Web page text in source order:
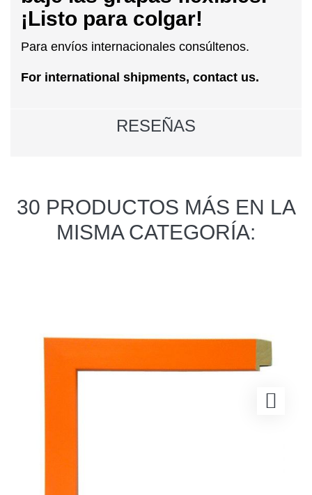
¡Listo para colgar!
Para envíos internacionales consúltenos.
For international shipments, contact us.
RESEÑAS
30 PRODUCTOS MÁS EN LA
MISMA CATEGORÍA: